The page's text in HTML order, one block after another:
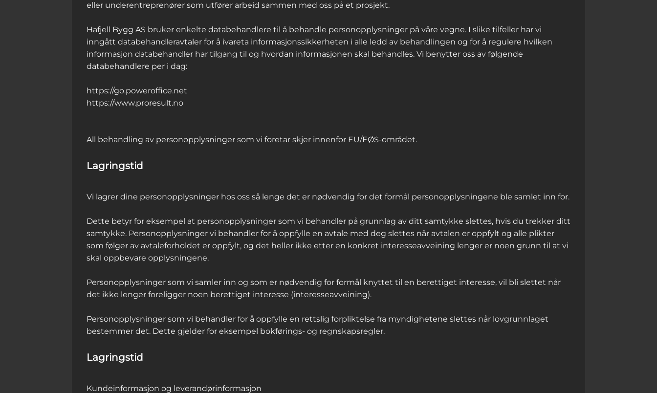
eller underentreprenører som utfører arbeid sammen med oss på et prosjekt.
Hafjell Bygg AS bruker enkelte databehandlere til å behandle personopplysninger på våre vegne. I slike tilfeller har vi
inngått databehandleravtaler for å ivareta informasjonssikkerheten i alle ledd av behandlingen og for å regulere hvilken
informasjon databehandler har tilgang til og hvordan informasjonen skal behandles. Vi benytter oss av følgende
databehandlere per i dag:
https://go.poweroffice.net
https://www.proresult.no
All behandling av personopplysninger som vi foretar skjer innenfor EU/EØS-området.
Lagringstid
Vi lagrer dine personopplysninger hos oss så lenge det er nødvendig for det formål personopplysningene ble samlet inn for.
Dette betyr for eksempel at personopplysninger som vi behandler på grunnlag av ditt samtykke slettes, hvis du trekker ditt
samtykke. Personopplysninger vi behandler for å oppfylle en avtale med deg slettes når avtalen er oppfylt og alle plikter
som følger av avtaleforholdet er oppfylt, og det heller ikke etter en konkret interesseavveining lenger er noen grunn til at vi
skal oppbevare opplysningene.
Personopplysninger som vi samler inn og som er nødvendig for formål knyttet til en berettiget interesse, vil bli slettet når
det ikke lenger foreligger noen berettiget interesse (interesseavveining).
Personopplysninger som vi behandler for å oppfylle en rettslig forpliktelse fra myndighetene slettes når lovgrunnlaget
bestemmer det. Dette gjelder for eksempel bokførings- og regnskapsregler.
Lagringstid
Kundeinformasjon og leverandørinformasjon